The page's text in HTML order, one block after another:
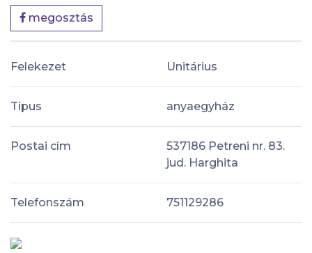
megosztás
Felekezet Unitárius
Tipus anyaegyház
Postai cím
537186 Petreni nr. 83.
jud. Harghita
Telefonszám 751129286